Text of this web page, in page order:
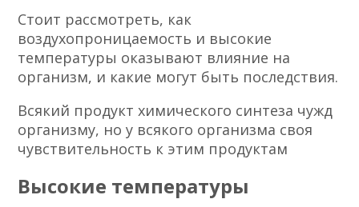
Стоит рассмотреть, как
воздухопроницаемость и высокие
температуры оказывают влияние на
организм, и какие могут быть последствия.
Всякий продукт химического синтеза чужд
организму, но у всякого организма своя
чувствительность к этим продуктам
Высокие температуры